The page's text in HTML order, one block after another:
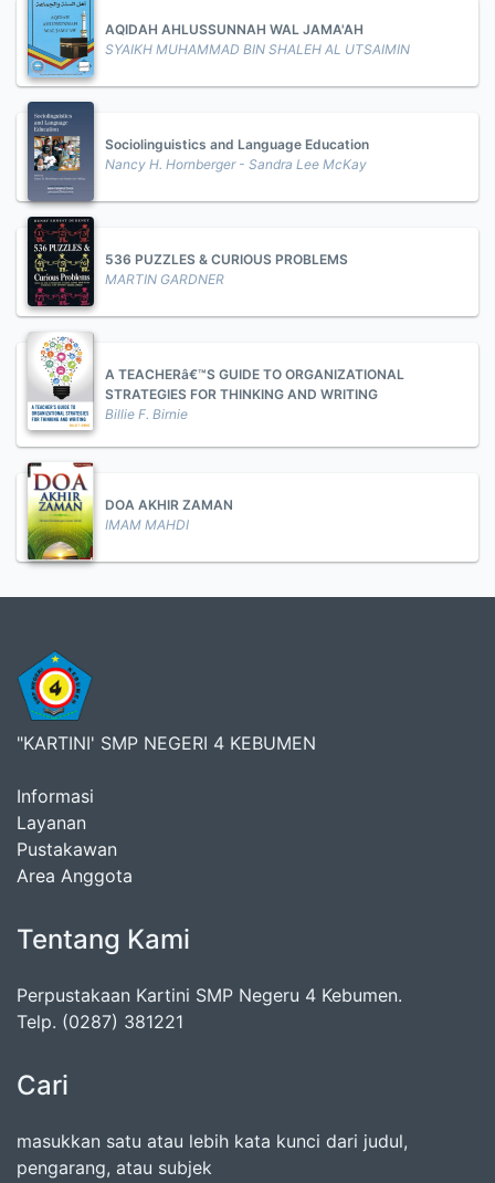
AQIDAH AHLUSSUNNAH WAL JAMA'AH
SYAIKH MUHAMMAD BIN SHALEH AL UTSAIMIN
Sociolinguistics and Language Education
Nancy H. Hornberger - Sandra Lee McKay
536 PUZZLES & CURIOUS PROBLEMS
MARTIN GARDNER
A TEACHERâ€™S GUIDE TO ORGANIZATIONAL
STRATEGIES FOR THINKING AND WRITING
Billie F. Birnie
DOA AKHIR ZAMAN
IMAM MAHDI
"KARTINI' SMP NEGERI 4 KEBUMEN
Informasi
Layanan
Pustakawan
Area Anggota
Tentang Kami
Perpustakaan Kartini SMP Negeru 4 Kebumen.
Telp. (0287) 381221
Cari
masukkan satu atau lebih kata kunci dari judul,
pengarang, atau subjek